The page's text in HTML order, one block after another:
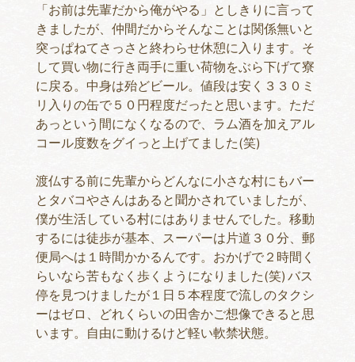
「お前は先輩だから俺がやる」としきりに言って
きましたが、仲間だからそんなことは関係無いと
突っぱねてさっさと終わらせ休憩に入ります。そ
して買い物に行き両手に重い荷物をぶら下げて寮
に戻る。中身は殆どビール。値段は安く３３０ミ
リ入りの缶で５０円程度だったと思います。ただ
あっという間になくなるので、ラム酒を加えアル
コール度数をグイっと上げてました(笑)
渡仏する前に先輩からどんなに小さな村にもバー
とタバコやさんはあると聞かされていましたが、
僕が生活している村にはありませんでした。移動
するには徒歩が基本、スーパーは片道３０分、郵
便局へは１時間かかるんです。おかげで２時間く
らいなら苦もなく歩くようになりました(笑) バス
停を見つけましたが１日５本程度で流しのタクシ
ーはゼロ、どれくらいの田舎かご想像できると思
います。自由に動けるけど軽い軟禁状態。